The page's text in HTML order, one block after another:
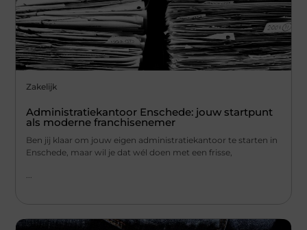
Zakelijk
Administratiekantoor Enschede: jouw startpunt
als moderne franchisenemer
Ben jij klaar om jouw eigen administratiekantoor te starten in
Enschede, maar wil je dat wél doen met een frisse,